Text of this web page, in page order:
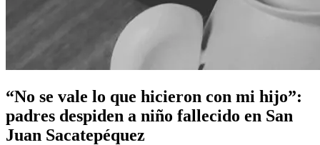
“No se vale lo que hicieron con mi hijo”:
padres despiden a niño fallecido en San
Juan Sacatepéquez